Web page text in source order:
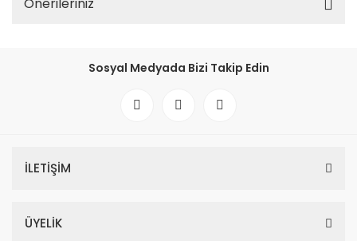
Sosyal Medyada Bizi Takip Edin
İLETİŞİM
ÜYELİK